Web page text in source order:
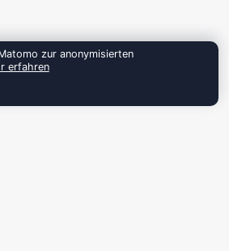
zur anonymisierten
erfahren